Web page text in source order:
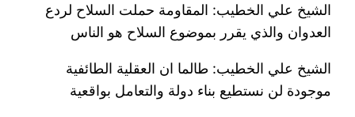
الشيخ علي الخطيب: المقاومة حملت السلاح لردع
العدوان والذي يقرر بموضوع السلاح هو الناس
الشيخ علي الخطيب: طالما ان العقلية الطائفية
موجودة لن نستطيع بناء دولة والتعامل بواقعية